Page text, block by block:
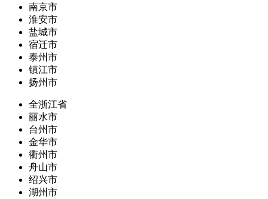
南京市
淮安市
盐城市
宿迁市
泰州市
镇江市
扬州市
全浙江省
丽水市
台州市
金华市
衢州市
舟山市
绍兴市
湖州市